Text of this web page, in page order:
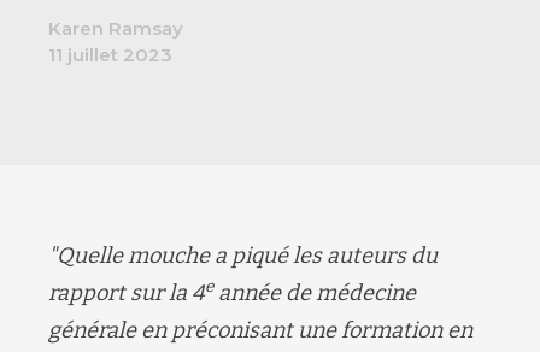
Karen Ramsay
11 juillet 2023
"Quelle mouche a piqué les auteurs du
rapport sur la 4eannée de médecine
générale en préconisant une formation en